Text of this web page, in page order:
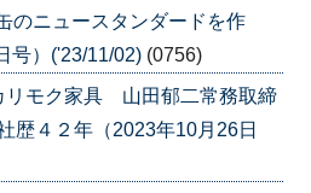
ニュースタンダードを作
号）('23/11/02) (0756)
リモク家具 山田郁二常務取締
４２年（2023年10月26日